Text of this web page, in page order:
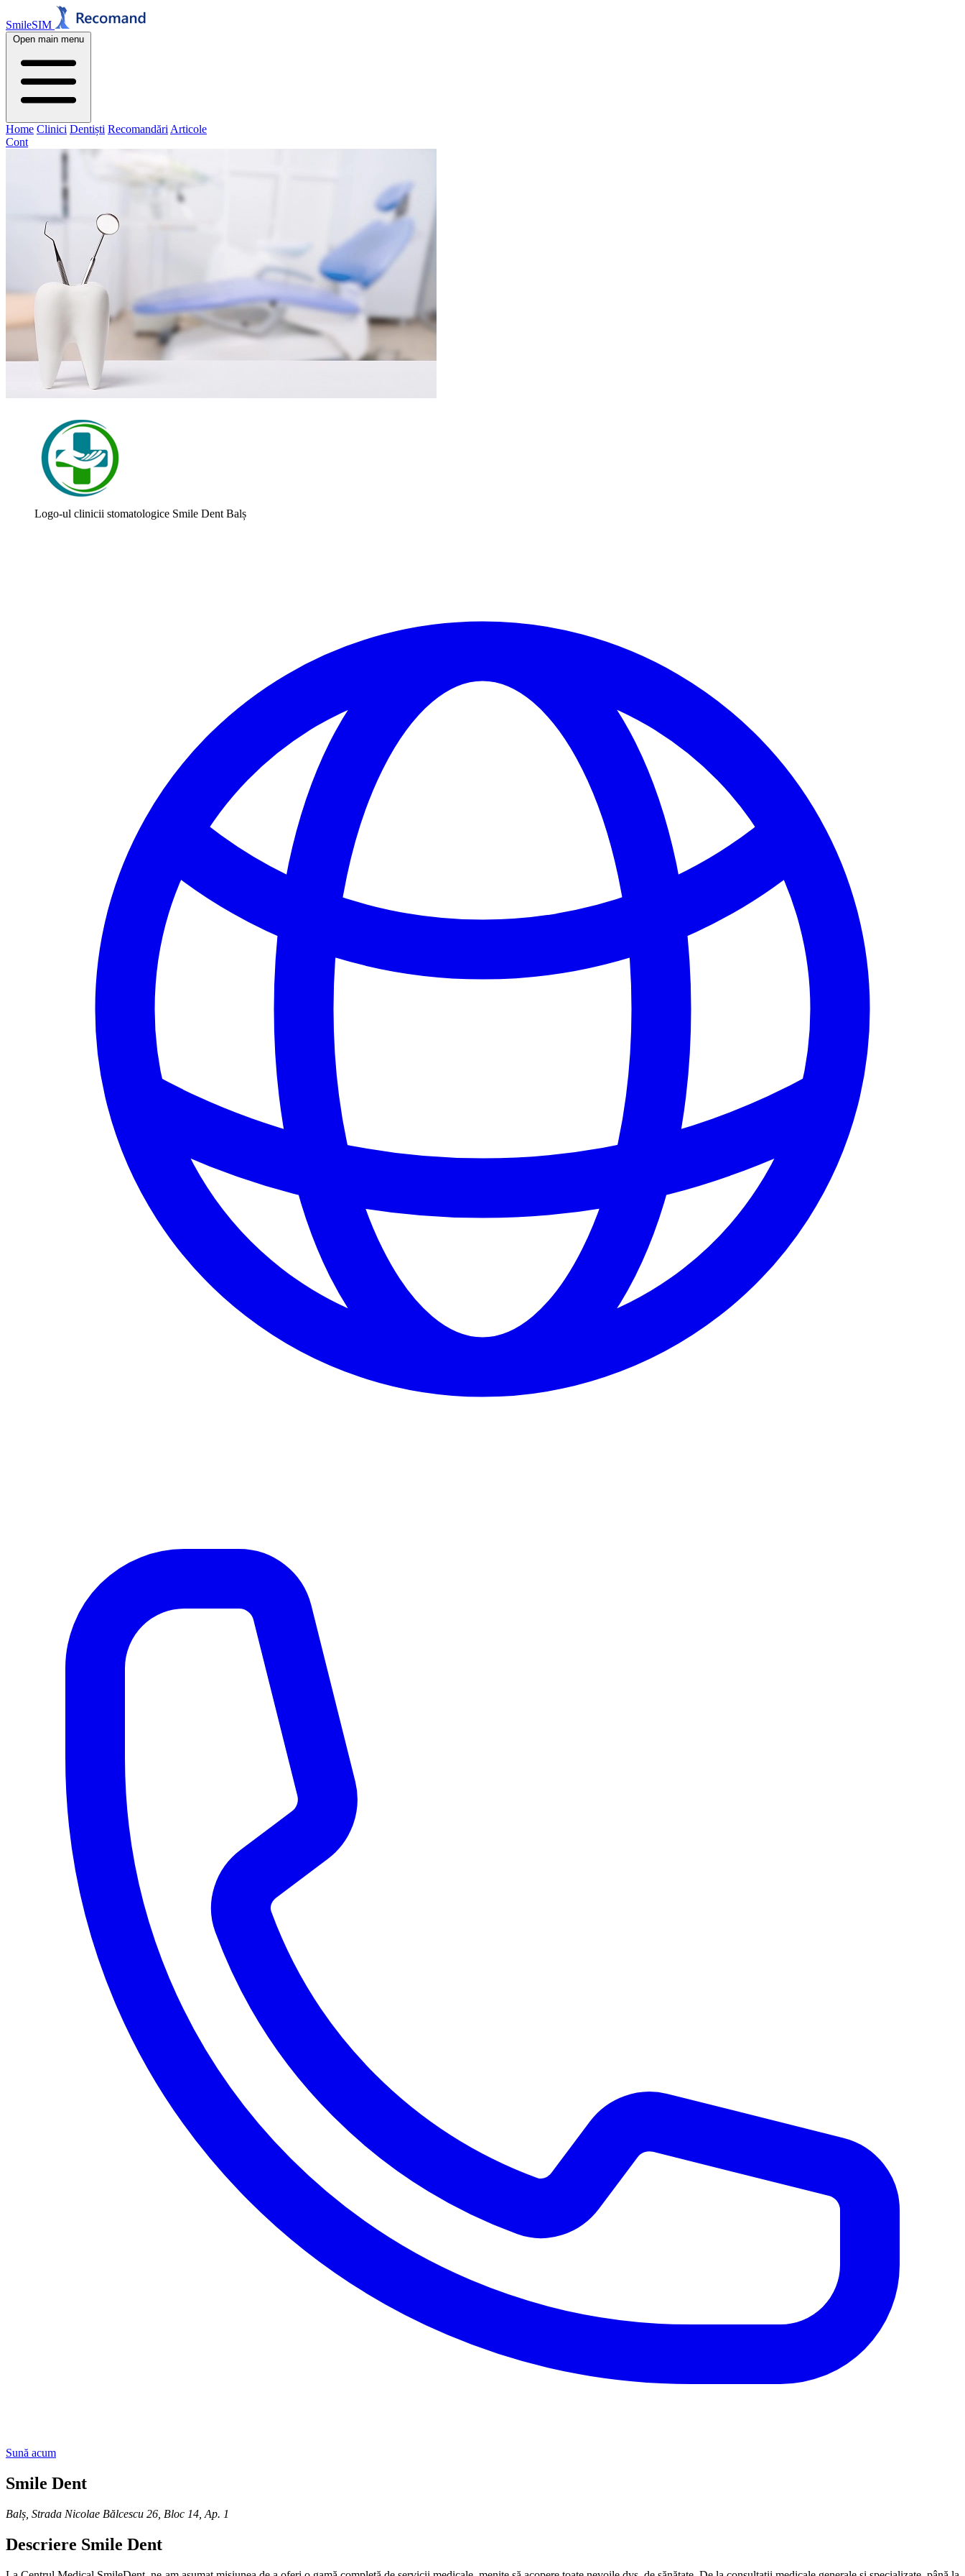
SmileSIM
Open main menu
Home Clinici Dentiști Recomandări Articole
Cont
Logo-ul clinicii stomatologice Smile Dent Balș
Sună acum
Smile Dent
Balș Strada Nicolae Bălcescu 26, Bloc 14, Ap. 1
Descriere Smile Dent